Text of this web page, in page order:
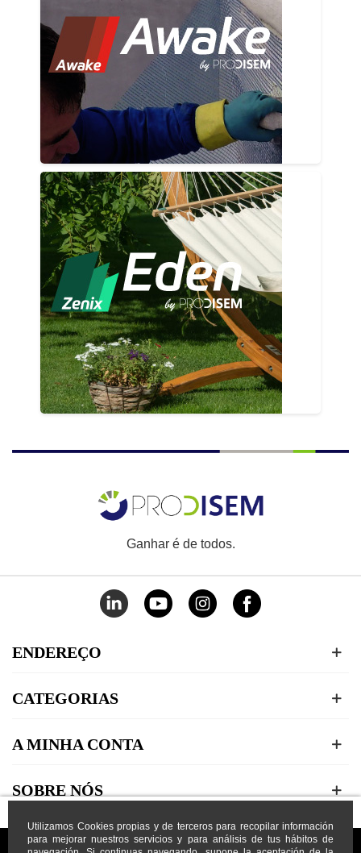
Utilizamos Cookies propias y de terceros para recopilar información
para mejorar nuestros servicios y para análisis de tus hábitos de
Ganhar é de todos.
ENDEREÇO
CATEGORIAS
A MINHA CONTA
SOBRE NÓS